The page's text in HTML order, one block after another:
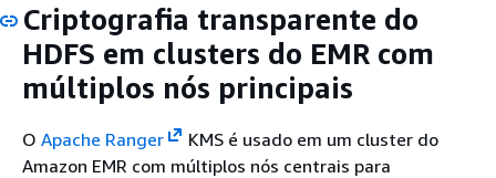
Criptografia transparente do
HDFS em clusters do EMR com
múltiplos nós principais
O Apache Ranger
KMS é usado em um cluster do
Amazon EMR com múltiplos nós centrais para